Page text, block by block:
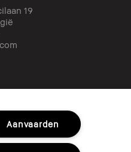
19
Aanvaarden